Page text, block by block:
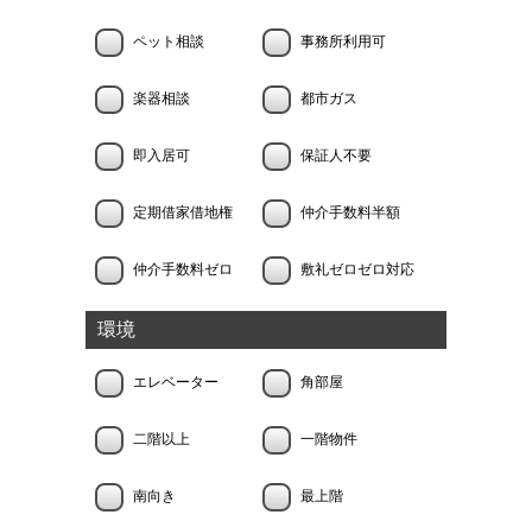
ペット相談 事務所利用可
楽器相談 都市ガス
即入居可 保証人不要
定期借家借地権 仲介手数料半額
仲介手数料ゼロ 敷礼ゼロゼロ対応
環境
エレベーター 角部屋
二階以上 一階物件
南向き 最上階